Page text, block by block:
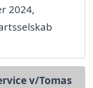
2024,
v/Tomas